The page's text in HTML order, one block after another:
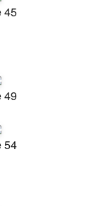
45
49
54